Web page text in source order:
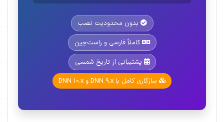
بدون محدودیت نصب
کاملاً فارسی و راست‌چین
پشتیبانی از تاریخ شمسی
سازگاری کامل با DNN 9.x و DNN 10.x